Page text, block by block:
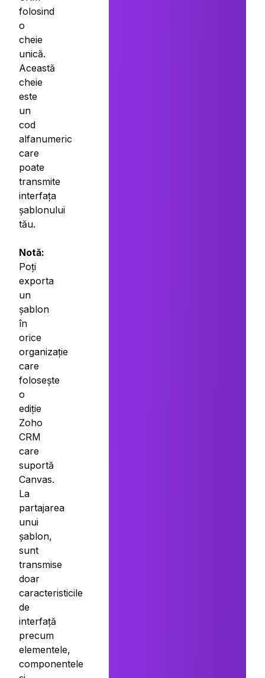
folosind
o
cheie
unică.
Această
cheie
este
un
cod
alfanumeric
care
poate
transmite
interfața
șablonului
tău.
Notă:
Poți
exporta
un
șablon
în
orice
organizație
care
folosește
o
ediție
Zoho
CRM
care
suportă
Canvas.
La
partajarea
unui
șablon,
sunt
transmise
doar
caracteristicile
de
interfață
precum
elementele,
componentele